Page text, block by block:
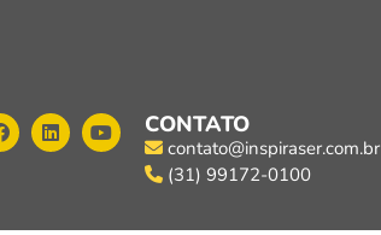
CONTATO
contato@inspiraser.com.br
(31) 99172-0100